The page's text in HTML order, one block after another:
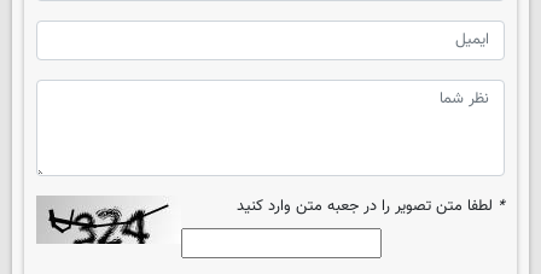
* لطفا متن تصویر را در جعبه متن وارد کنید